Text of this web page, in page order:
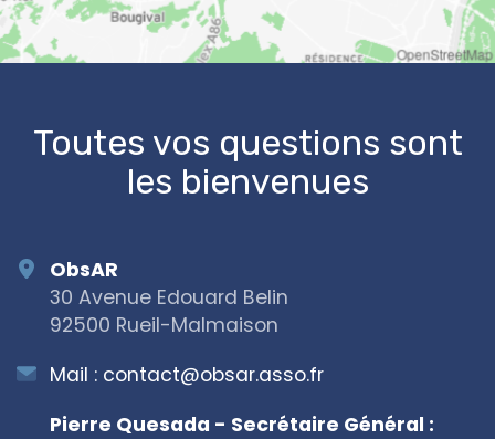
OpenStreetMap
Toutes vos questions sont
les bienvenues
ObsAR
30 Avenue Edouard Belin
92500 Rueil-Malmaison
Mail : contact@obsar.asso.fr
Pierre Quesada - Secrétaire Général :